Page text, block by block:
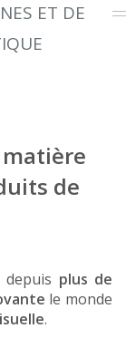
ET DE
matière
de
depuis plus de
le monde
.